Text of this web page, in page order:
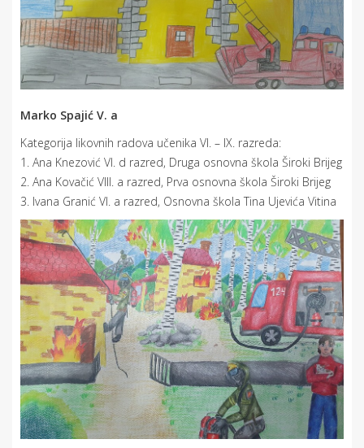
Marko Spajić V. a
Kategorija likovnih radova učenika VI. – IX. razreda:
1. Ana Knezović VI. d razred, Druga osnovna škola Široki Brijeg
2. Ana Kovačić VIII. a razred, Prva osnovna škola Široki Brijeg
3. Ivana Granić VI. a razred, Osnovna škola Tina Ujevića Vitina